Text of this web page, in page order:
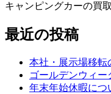
キャンピングカーの買
最近の投稿
本社・展示場移転
ゴールデンウィ
年末年始休暇につ